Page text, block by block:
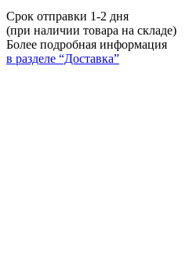
Срок отправки 1-2 дня
(при наличии товара на складе)
Более подробная информация
в разделе “Доставка”